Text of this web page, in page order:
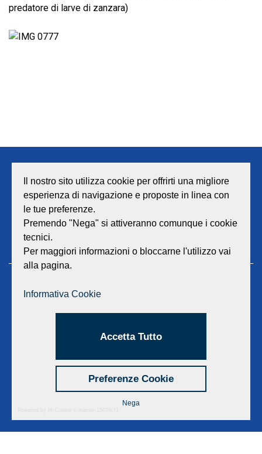
predatore di larve di zanzara)
Mappa del sito
Credits
Sede legale e amministrativa:
Viale Lombardia 17 - 47838 Riccione
Capitale sociale euro 12.233.943,00 I.V.
Fax: 0541 643613
| All Rights Reserved.
Il nostro sito utilizza cookie per offrirti una migliore
esperienza di navigazione e proposte in linea con
le tue preferenze.
Premendo "Nega" si attiveranno comunque i cookie
tecnici.
Per maggiori informazioni o bloccarne l'utilizzo vai
alla pagina.
Informativa Cookie
Accetta Tutto
Preferenze Cookie
Nega